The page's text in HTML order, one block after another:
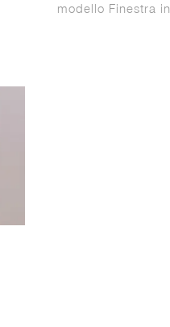
modello Finestra